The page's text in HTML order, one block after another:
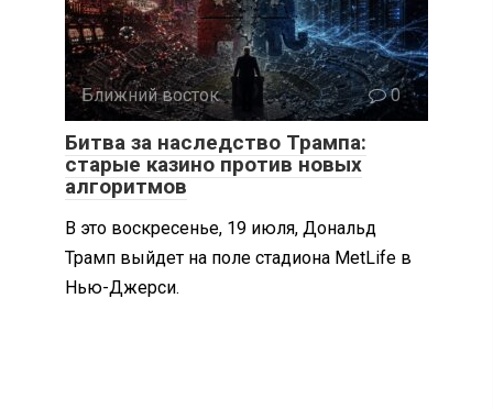
Ближний восток 0
Битва за наследство Трампа:
старые казино против новых
алгоритмов
В это воскресенье, 19 июля, Дональд
Трамп выйдет на поле стадиона MetLife в
Нью-Джерси.